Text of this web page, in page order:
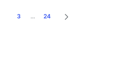
3 … 24